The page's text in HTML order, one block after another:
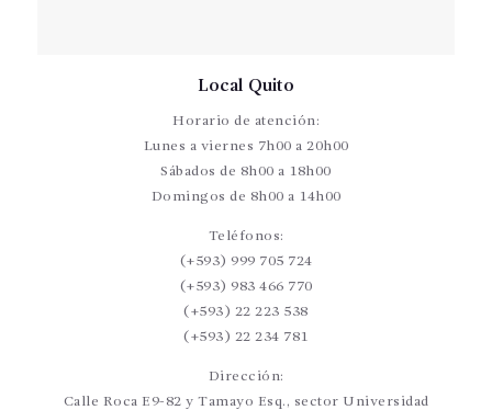
Local Quito
Horario de atención:
Lunes a viernes 7h00 a 20h00
Sábados de 8h00 a 18h00
Domingos de 8h00 a 14h00
Teléfonos:
(+593) 999 705 724
(+593) 983 466 770
(+593) 22 223 538
(+593) 22 234 781
Dirección:
Calle Roca E9-82 y Tamayo Esq., sector Universidad